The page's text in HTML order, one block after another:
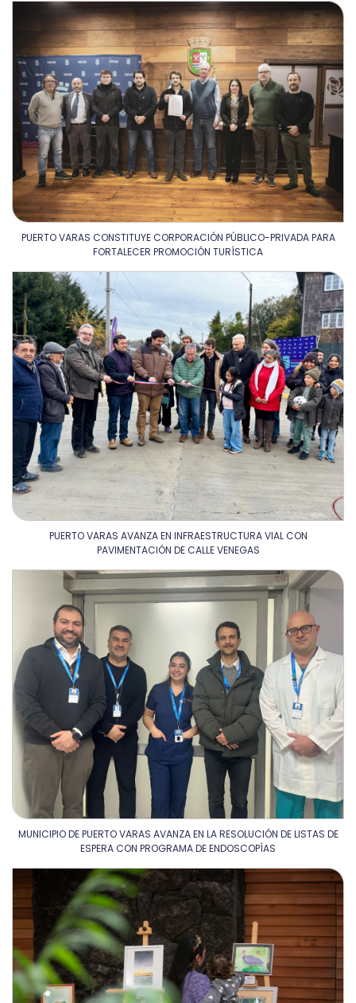
PUERTO VARAS CONSTITUYE CORPORACIÓN PÚBLICO-PRIVADA PARA
FORTALECER PROMOCIÓN TURÍSTICA
PUERTO VARAS AVANZA EN INFRAESTRUCTURA VIAL CON
PAVIMENTACIÓN DE CALLE VENEGAS
MUNICIPIO DE PUERTO VARAS AVANZA EN LA RESOLUCIÓN DE LISTAS DE
ESPERA CON PROGRAMA DE ENDOSCOPÍAS